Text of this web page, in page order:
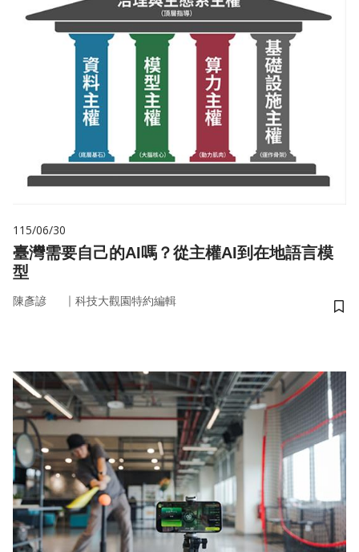
115/06/30
臺灣需要自己的AI嗎？從主權AI到在地語言模
型
陳彥諺 ｜ 科技大觀園特約編輯
儲